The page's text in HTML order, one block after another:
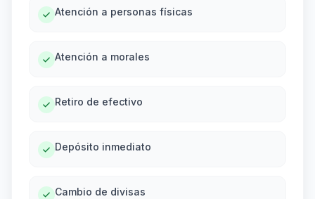
Atención a personas físicas
Atención a morales
Retiro de efectivo
Depósito inmediato
Cambio de divisas